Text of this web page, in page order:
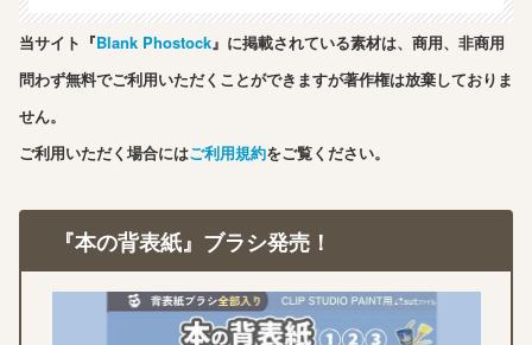
当サイト『Blank Phostock』に掲載されている素材は、商用、非商用
問わず無料でご利用いただくことができますが著作権は放棄しておりま
せん。
ご利用いただく場合にはご利用規約をご覧ください。
『本の背表紙』ブラシ発売！